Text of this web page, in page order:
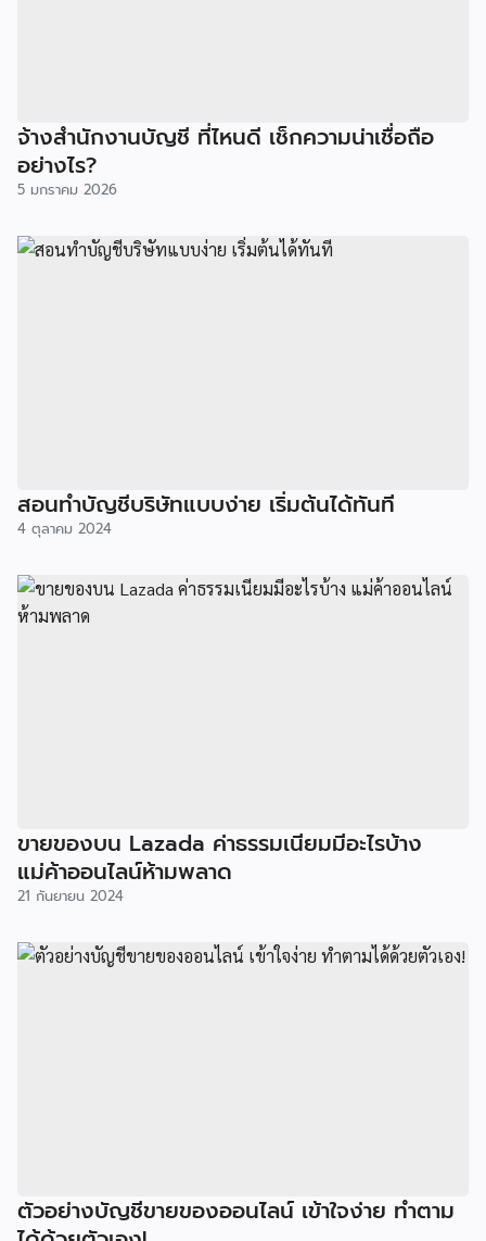
จ้างสำนักงานบัญชี ที่ไหนดี เช็กความน่าเชื่อถือ
อย่างไร?
5 มกราคม 2026
สอนทำบัญชีบริษัทแบบง่าย เริ่มต้นได้ทันที
4 ตุลาคม 2024
ขายของบน Lazada ค่าธรรมเนียมมีอะไรบ้าง
แม่ค้าออนไลน์ห้ามพลาด
21 กันยายน 2024
ตัวอย่างบัญชีขายของออนไลน์ เข้าใจง่าย ทำตาม